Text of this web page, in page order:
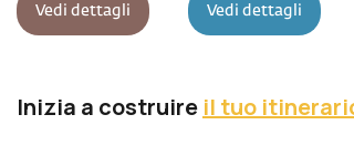
Vedi dettagli Vedi dettagli
Inizia a costruire il tuo